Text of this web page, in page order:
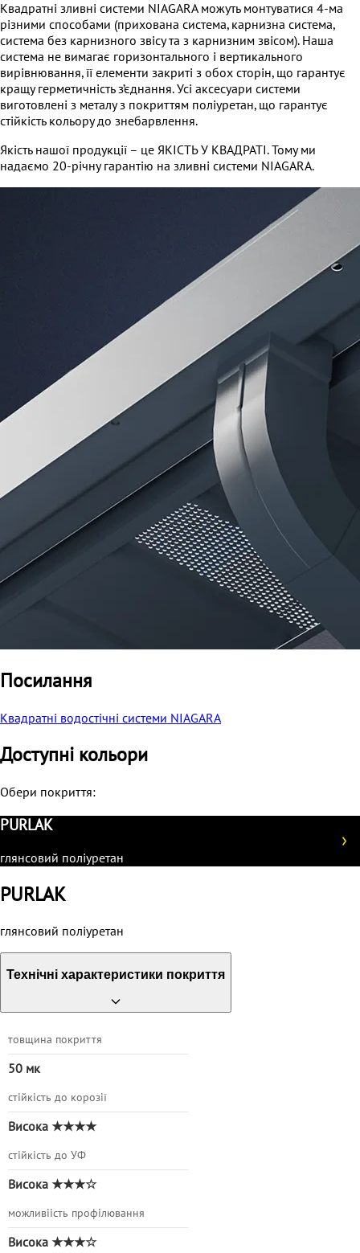
Квадратні зливні системи NIAGARA можуть монтуватися 4-ма
різними способами (прихована система, карнизна система,
система без карнизного звісу та з карнизним звісом). Наша
система не вимагає горизонтального і вертикального
вирівнювання, її елементи закриті з обох сторін, що гарантує
кращу герметичність з’єднання. Усі аксесуари системи
виготовлені з металу з покриттям поліуретан, що гарантує
стійкість кольору до знебарвлення.
Якість нашої продукції – це ЯКІСТЬ У КВАДРАТІ. Тому ми
надаємо 20-річну гарантію на зливні системи NIAGARA.
Посилання
Квадратні водостічні системи NIAGARA
Доступні кольори
Обери покриття:
PURLAK
глянсовий поліуретан
PURLAK
глянсовий поліуретан
Технічні характеристики покриття
товщина покриття
50 мк
стійкість до корозії
Висока ★★★★
стійкість до УФ
Висока ★★★☆
можливіість профілювання
Висока ★★★☆